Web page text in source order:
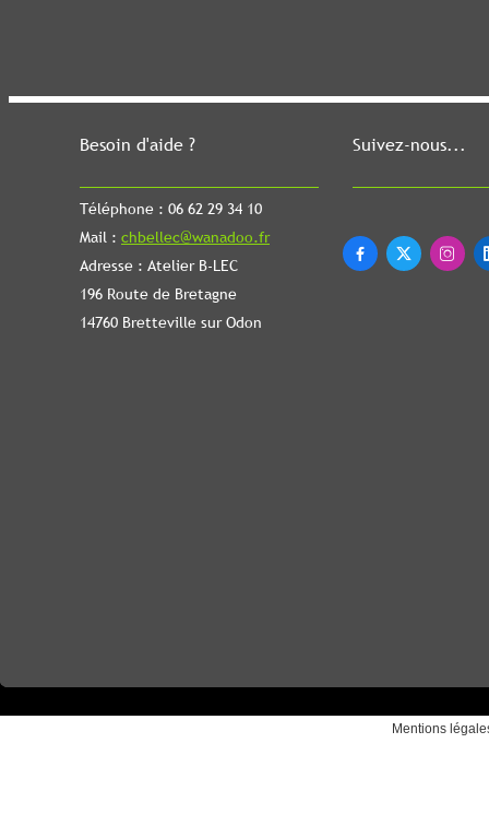
Besoin d'aide ?
Téléphone : 06 62 29 34 10
Mail : chbellec@wanadoo.fr
Adresse : Atelier B-LEC
196 Route de Bretagne
14760 Bretteville sur Odon
Suivez-nous...
  
Mentions